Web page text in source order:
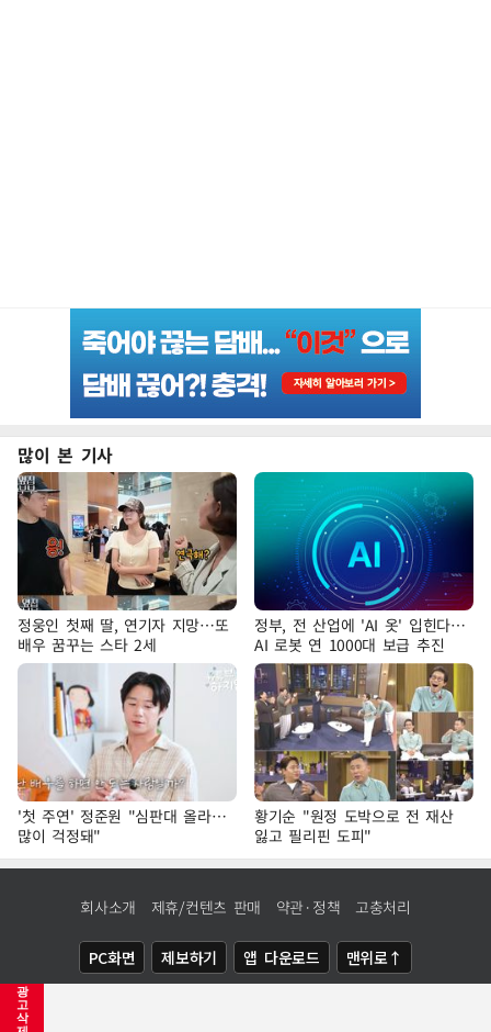
광
고
삭
많이 본 기사
정웅인 첫째 딸, 연기자 지망…또
배우 꿈꾸는 스타 2세
정부, 전 산업에 'AI 옷' 입힌다…
AI 로봇 연 1000대 보급 추진
'첫 주연' 정준원 "심판대 올라…
많이 걱정돼"
황기순 "원정 도박으로 전 재산
잃고 필리핀 도피"
회사소개 제휴/컨텐츠 판매 약관·정책 고충처리
PC화면 제보하기 앱 다운로드 맨위로↑